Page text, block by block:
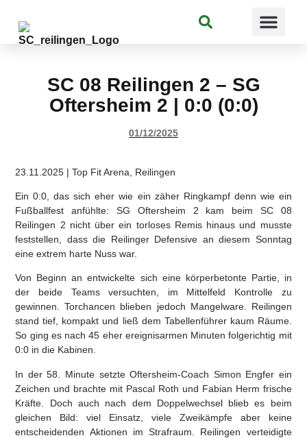
Suchen
SC 08 Reilingen 2 – SG
Oftersheim 2 | 0:0 (0:0)
01/12/2025
23.11.2025 | Top Fit Arena, Reilingen
Ein 0:0, das sich eher wie ein zäher Ringkampf denn wie ein
Fußballfest anfühlte: SG Oftersheim 2 kam beim SC 08
Reilingen 2 nicht über ein torloses Remis hinaus und musste
feststellen, dass die Reilinger Defensive an diesem Sonntag
eine extrem harte Nuss war.
Von Beginn an entwickelte sich eine körperbetonte Partie, in
der beide Teams versuchten, im Mittelfeld Kontrolle zu
gewinnen. Torchancen blieben jedoch Mangelware. Reilingen
stand tief, kompakt und ließ dem Tabellenführer kaum Räume.
So ging es nach 45 eher ereignisarmen Minuten folgerichtig mit
0:0 in die Kabinen.
In der 58. Minute setzte Oftersheim-Coach Simon Engfer ein
Zeichen und brachte mit Pascal Roth und Fabian Herm frische
Kräfte. Doch auch nach dem Doppelwechsel blieb es beim
gleichen Bild: viel Einsatz, viele Zweikämpfe aber keine
entscheidenden Aktionen im Strafraum. Reilingen verteidigte